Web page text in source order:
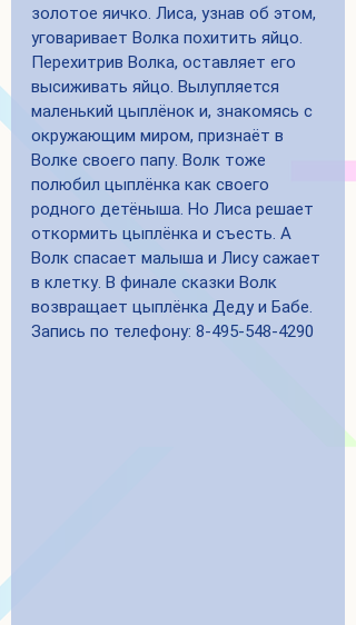
золотое яичко. Лиса, узнав об этом,
уговаривает Волка похитить яйцо.
Перехитрив Волка, оставляет его
высиживать яйцо. Вылупляется
маленький цыплёнок и, знакомясь с
окружающим миром, признаёт в
Волке своего папу. Волк тоже
полюбил цыплёнка как своего
родного детёныша. Но Лиса решает
откормить цыплёнка и съесть. А
Волк спасает малыша и Лису сажает
в клетку. В финале сказки Волк
возвращает цыплёнка Деду и Бабе.
Запись по телефону: 8-495-548-4290